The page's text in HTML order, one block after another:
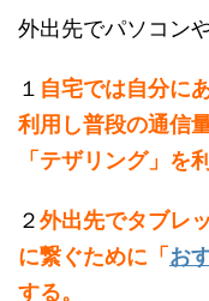
外出先でパソコン
１ 自宅では自分に
利用し普段の通信
「テザリング」を
２外出先でタブレ
に繋ぐために「 お
する。